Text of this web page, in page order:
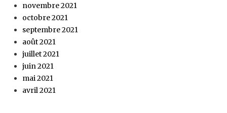
novembre 2021
octobre 2021
septembre 2021
août 2021
juillet 2021
juin 2021
mai 2021
avril 2021